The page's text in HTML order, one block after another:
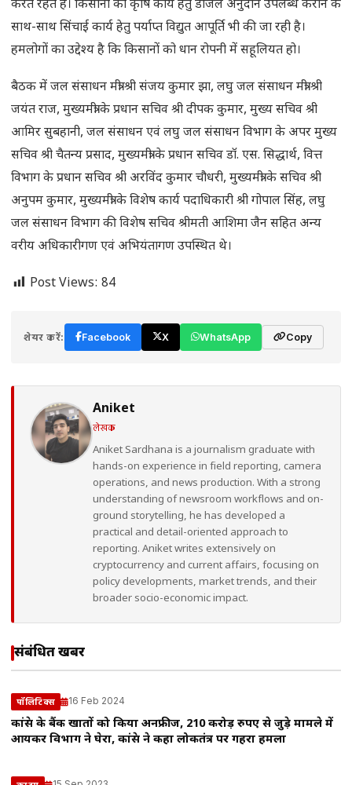
करते रहते हैं। किसानों को कृषि कार्य हेतु डीजल अनुदान उपलब्ध कराने के
साथ-साथ सिंचाई कार्य हेतु पर्याप्त विद्युत आपूर्ति भी की जा रही है।
हमलोगों का उद्देश्य है कि किसानों को धान रोपनी में सहूलियत हो।
बैठक में जल संसाधन मंत्री श्री संजय कुमार झा, लघु जल संसाधन मंत्री श्री
जयंत राज, मुख्यमंत्री के प्रधान सचिव श्री दीपक कुमार, मुख्य सचिव श्री
आमिर सुबहानी, जल संसाधन एवं लघु जल संसाधन विभाग के अपर मुख्य
सचिव श्री चैतन्य प्रसाद, मुख्यमंत्री के प्रधान सचिव डॉ. एस. सिद्धार्थ, वित्त
विभाग के प्रधान सचिव श्री अरविंद कुमार चौधरी, मुख्यमंत्री के सचिव श्री
अनुपम कुमार, मुख्यमंत्री के विशेष कार्य पदाधिकारी श्री गोपाल सिंह, लघु
जल संसाधन विभाग की विशेष सचिव श्रीमती आशिमा जैन सहित अन्य
वरीय अधिकारीगण एवं अभियंतागण उपस्थित थे।
Post Views: 84
शेयर करें: Facebook X WhatsApp Copy
Aniket
लेखक
Aniket Sardhana is a journalism graduate with
hands-on experience in field reporting, camera
operations, and news production. With a strong
understanding of newsroom workflows and on-
ground storytelling, he has developed a
practical and detail-oriented approach to
reporting. Aniket writes extensively on
cryptocurrency and current affairs, focusing on
policy developments, market trends, and their
broader socio-economic impact.
संबंधित खबरें
पॉलिटिक्स 16 Feb 2024
कांग्रेस के बैंक खातों को किया अनफ्रीज, 210 करोड़ रुपए से जुड़े मामले में
आयकर विभाग ने घेरा, कांग्रेस ने कहा लोकतंत्र पर गहरा हमला